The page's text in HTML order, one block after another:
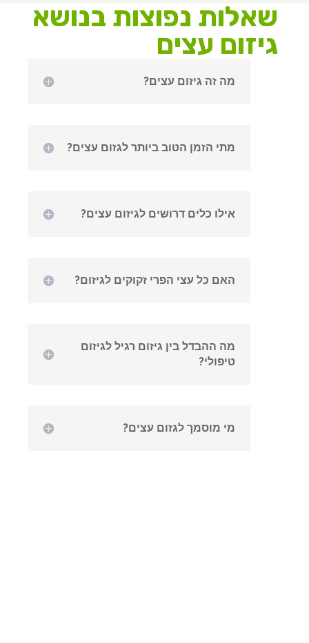
שאלות נפוצות בנושא
גיזום עצים
מה זה גיזום עצים?
מתי הזמן הטוב ביותר לגזום עצים?
אילו כלים דרושים לגיזום עצים?
האם כל עצי הפרי זקוקים לגיזום?
מה ההבדל בין גיזום רגיל לגיזום
טיפולי?
מי מוסמך לגזום עצים?